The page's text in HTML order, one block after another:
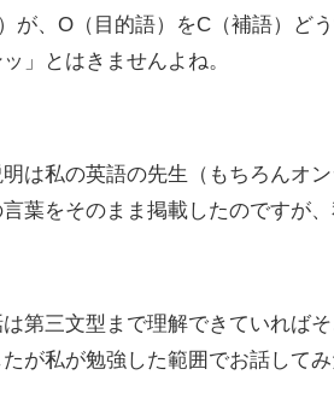
が、O（目的語）をC（補語）ど
」とはきませんよね。
明は私の英語の先生（もちろんオ
言葉をそのまま掲載したのですが
は第三文型まで理解できていれば
が私が勉強した範囲でお話してみ